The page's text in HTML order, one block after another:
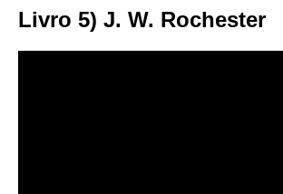
Livro 5) J. W. Rochester